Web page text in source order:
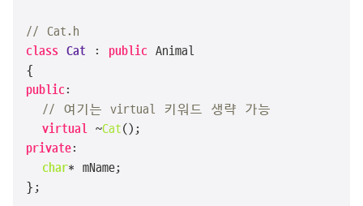
// Cat.h
class Cat : public Animal
public :
// 여기는 virtual 키워드 생략 가능
virtual ~Cat
private:
char* mName;
};